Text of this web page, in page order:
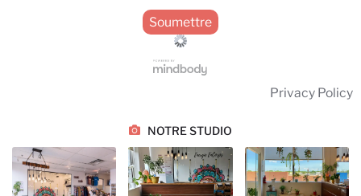
Privacy Policy
NOTRE STUDIO